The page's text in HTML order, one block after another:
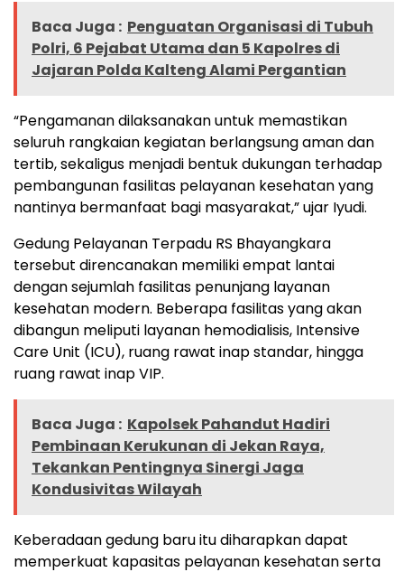
Baca Juga : Penguatan Organisasi di Tubuh
Polri, 6 Pejabat Utama dan 5 Kapolres di
Jajaran Polda Kalteng Alami Pergantian
“Pengamanan dilaksanakan untuk memastikan
seluruh rangkaian kegiatan berlangsung aman dan
tertib, sekaligus menjadi bentuk dukungan terhadap
pembangunan fasilitas pelayanan kesehatan yang
nantinya bermanfaat bagi masyarakat,” ujar Iyudi.
Gedung Pelayanan Terpadu RS Bhayangkara
tersebut direncanakan memiliki empat lantai
dengan sejumlah fasilitas penunjang layanan
kesehatan modern. Beberapa fasilitas yang akan
dibangun meliputi layanan hemodialisis, Intensive
Care Unit (ICU), ruang rawat inap standar, hingga
ruang rawat inap VIP.
Baca Juga : Kapolsek Pahandut Hadiri
Pembinaan Kerukunan di Jekan Raya,
Tekankan Pentingnya Sinergi Jaga
Kondusivitas Wilayah
Keberadaan gedung baru itu diharapkan dapat
memperkuat kapasitas pelayanan kesehatan serta